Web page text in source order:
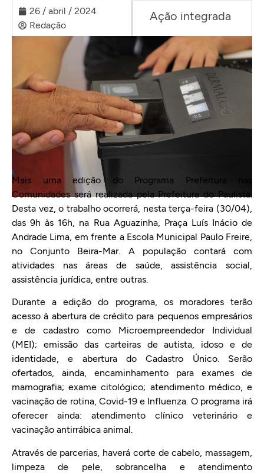
26 / abril / 2024
Redação
Ação integrada
Mais uma edição do Programa Prefeitura nas
Comunidades será realizada pela Prefeitura do Paulista.
Desta vez, o trabalho ocorrerá, nesta terça-feira (30/04),
das 9h às 16h, na Rua Aguazinha, Praça Luís Inácio de
Andrade Lima, em frente a Escola Municipal Paulo Freire,
no Conjunto Beira-Mar. A população contará com
atividades nas áreas de saúde, assistência social,
assistência jurídica, entre outras.
Durante a edição do programa, os moradores terão
acesso à abertura de crédito para pequenos empresários
e de cadastro como Microempreendedor Individual
(MEI); emissão das carteiras de autista, idoso e de
identidade, e abertura do Cadastro Único. Serão
ofertados, ainda, encaminhamento para exames de
mamografia; exame citológico; atendimento médico, e
vacinação de rotina, Covid-19 e Influenza. O programa irá
oferecer ainda: atendimento clínico veterinário e
vacinação antirrábica animal.
Através de parcerias, haverá corte de cabelo, massagem,
limpeza de pele, sobrancelha e atendimento